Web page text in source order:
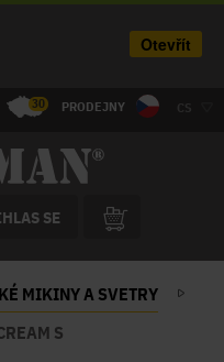
30 PRODEJNY CS
SE
MIKINY A SVETRY
S
Otevřít